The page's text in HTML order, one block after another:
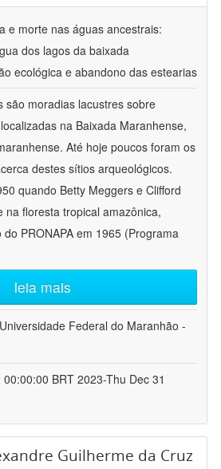
e morte nas águas ancestrais:
dos lagos da baixada
ecológica e abandono das estearias
são moradias lacustres sobre
na Baixada Maranhense,
Até hoje poucos foram os
destes sítios arqueológicos.
quando Betty Meggers e Clifford
na floresta tropical amazônica,
PRONAPA em 1965 (Programa
leia mais
Universidade Federal do Maranhão -
BRT 2023-Thu Dec 31
Guilherme da Cruz